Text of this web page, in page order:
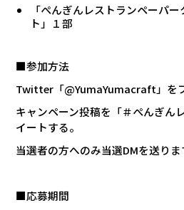
「ぺんぎんレストランペーパ
ト」１部
■参加方法
Twitter「@YumaYumacraft」を
キャンペーン投稿を「＃ぺんぎん
イートする。
当選者の方へのみ当選DMを送りま
■応募期間